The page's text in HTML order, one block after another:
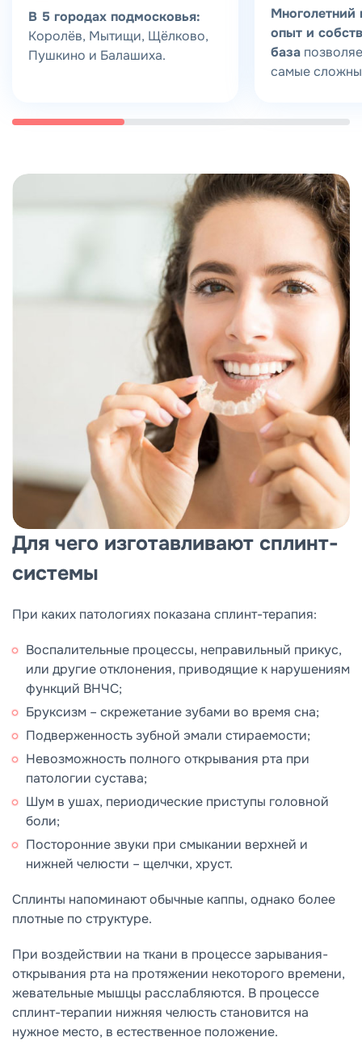
В 5 городах подмосковья:
Королёв, Мытищи, Щёлково,
Пушкино и Балашиха.
Многолетний
опыт и
база
самые
Для чего изготавливают сплинт-
системы
При каких патологиях показана сплинт-терапия:
Воспалительные процессы, неправильный прикус,
или другие отклонения, приводящие к нарушениям
функций ВНЧС;
Бруксизм – скрежетание зубами во время сна;
Подверженность зубной эмали стираемости;
Невозможность полного открывания рта при
патологии сустава;
Шум в ушах, периодические приступы головной
боли;
Посторонние звуки при смыкании верхней и
нижней челюсти – щелчки, хруст.
Сплинты напоминают обычные каппы, однако более
плотные по структуре.
При воздействии на ткани в процессе зарывания-
открывания рта на протяжении некоторого времени,
жевательные мышцы расслабляются. В процессе
сплинт-терапии нижняя челюсть становится на
нужное место, в естественное положение.